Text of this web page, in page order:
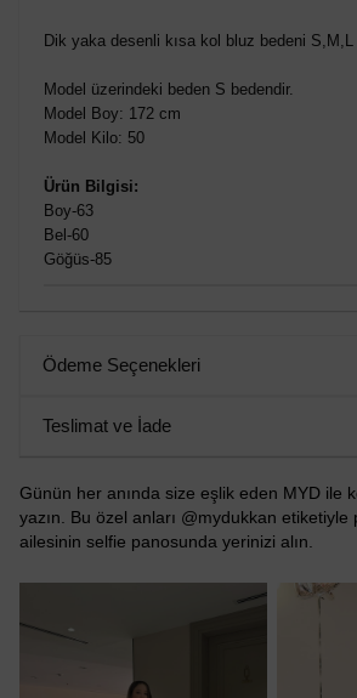
Dik yaka desenli kısa kol bluz bedeni S,M,L
Model üzerindeki beden S bedendir.
Model Boy: 172 cm
Model Kilo: 50
Ürün Bilgisi:
Boy-63
Bel-60
Göğüs-85
Ödeme Seçenekleri
Teslimat ve İade
Günün her anında size eşlik eden MYD ile
yazın. Bu özel anları @mydukkan etiketiyle
ailesinin selfie panosunda yerinizi alın.